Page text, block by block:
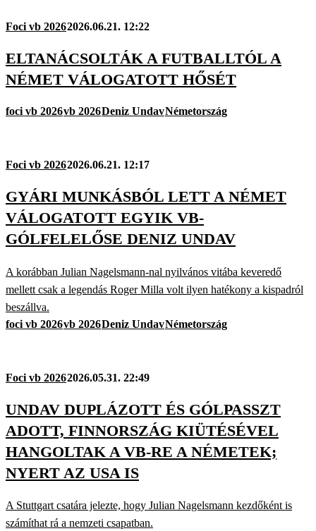
Foci vb 20262026.06.21. 12:22
ELTANÁCSOLTÁK A FUTBALLTÓL A
NÉMET VÁLOGATOTT HŐSÉT
foci vb 2026vb 2026Deniz UndavNémetország
Foci vb 20262026.06.21. 12:17
GYÁRI MUNKÁSBÓL LETT A NÉMET
VÁLOGATOTT EGYIK VB-
GÓLFELELŐSE DENIZ UNDAV
A korábban Julian Nagelsmann-nal nyilvános vitába keveredő
mellett csak a legendás Roger Milla volt ilyen hatékony a kispadról
beszállva.
foci vb 2026vb 2026Deniz UndavNémetország
Foci vb 20262026.05.31. 22:49
UNDAV DUPLÁZOTT ÉS GÓLPASSZT
ADOTT, FINNORSZÁG KIÜTÉSÉVEL
HANGOLTAK A VB-RE A NÉMETEK;
NYERT AZ USA IS
A Stuttgart csatára jelezte, hogy Julian Nagelsmann kezdőként is
számíthat rá a nemzeti csapatban.